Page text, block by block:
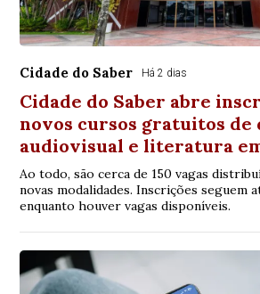
Cidade do Saber Há 2 dias
Cidade do Saber abre
novos cursos gratuitos de
audiovisual e literatura
Ao todo, são cerca de 150 vagas
novas modalidades. Inscrições seguem
enquanto houver vagas disponíveis.